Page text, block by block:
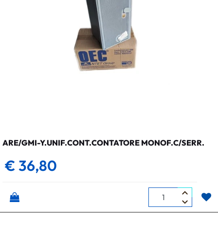
ARE/GMI-Y.UNIF.CONT.CONTATORE MONOF.C/SERR.
€ 36,80
Quantità